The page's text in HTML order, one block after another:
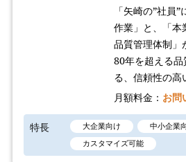
「矢崎の”社員
作業」と、「本
品質管理体制」
80年を超える
る、信頼性の高
月額料金： お問
特長 大企業向け
中小企業
カスタマイズ可能